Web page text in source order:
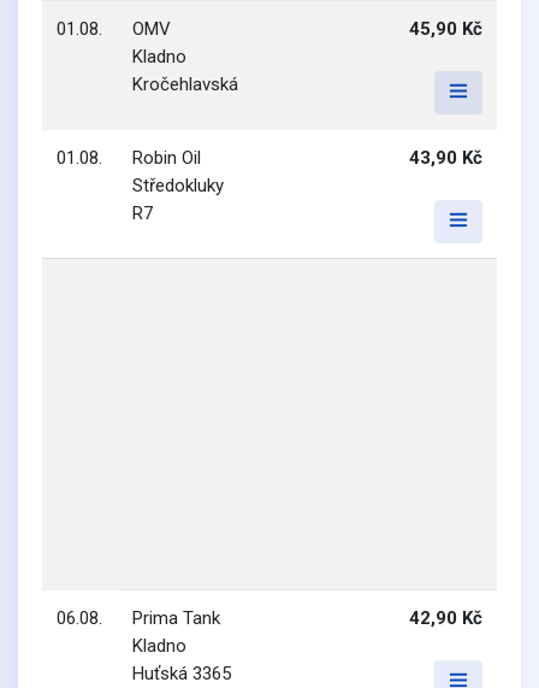
01.08.
OMV
Kladno
Kročehlavská
45,90 Kč
01.08.
Robin Oil
Středokluky
R7
43,90 Kč
06.08.
Prima Tank
Kladno
Huťská 3365
42,90 Kč